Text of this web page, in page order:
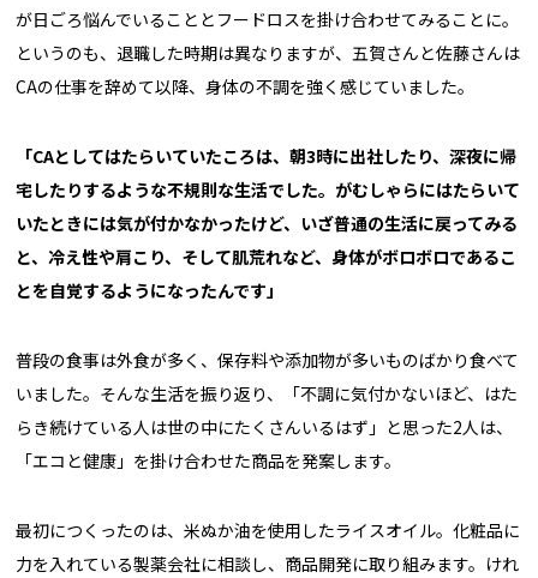
が日ごろ悩んでいることとフードロスを掛け合わせてみることに。
というのも、退職した時期は異なりますが、五賀さんと佐藤さんは
CAの仕事を辞めて以降、身体の不調を強く感じていました。
「CAとしてはたらいていたころは、朝3時に出社したり、深夜に帰
宅したりするような不規則な生活でした。がむしゃらにはたらいて
いたときには気が付かなかったけど、いざ普通の生活に戻ってみる
と、冷え性や肩こり、そして肌荒れなど、身体がボロボロであるこ
とを自覚するようになったんです」
普段の食事は外食が多く、保存料や添加物が多いものばかり食べて
いました。そんな生活を振り返り、「不調に気付かないほど、はた
らき続けている人は世の中にたくさんいるはず」と思った2人は、
「エコと健康」を掛け合わせた商品を発案します。
最初につくったのは、米ぬか油を使用したライスオイル。化粧品に
力を入れている製薬会社に相談し、商品開発に取り組みます。けれ